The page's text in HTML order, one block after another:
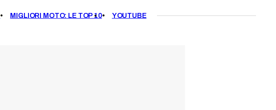
MIGLIORI MOTO: LE TOP 10 YOUTUBE